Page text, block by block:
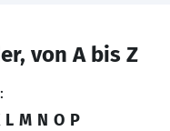
von A bis Z
L M N O P